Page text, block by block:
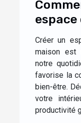
Créer un
maison est
notre
favorise la
bien-être.
votre
productivité